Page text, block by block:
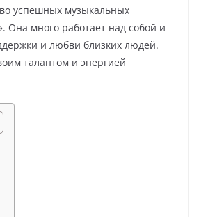
успешных музыкальных
Она много работает над собой и
и любви близких людей.
талантом и энергией